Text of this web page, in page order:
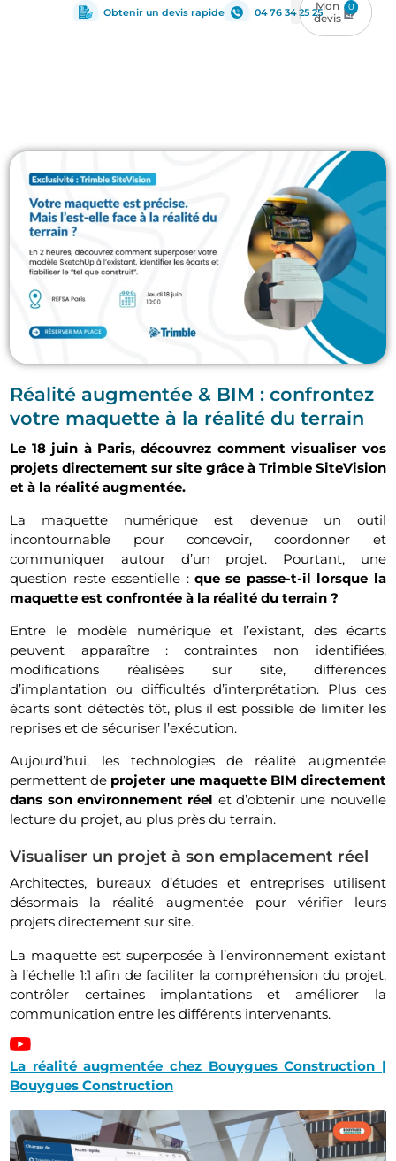
Obtenir un devis rapide 04 76 34 25 25 0
Réalité augmentée & BIM : confrontez
votre maquette à la réalité du terrain
Le 18 juin à Paris, découvrez comment visualiser vos
projets directement sur site grâce à Trimble SiteVision
et à la réalité augmentée.
La maquette numérique est devenue un outil
incontournable pour concevoir, coordonner et
communiquer autour d’un projet. Pourtant, une
question reste essentielle : que se passe-t-il lorsque la
maquette est confrontée à la réalité du terrain ?
Entre le modèle numérique et l’existant, des écarts
peuvent apparaître : contraintes non identifiées,
modifications réalisées sur site, différences
d’implantation ou difficultés d’interprétation. Plus ces
écarts sont détectés tôt, plus il est possible de limiter les
reprises et de sécuriser l’exécution.
Aujourd’hui, les technologies de réalité augmentée
permettent de projeter une maquette BIM directement
dans son environnement réel et d’obtenir une nouvelle
lecture du projet, au plus près du terrain.
Visualiser un projet à son emplacement réel
Architectes, bureaux d’études et entreprises utilisent
désormais la réalité augmentée pour vérifier leurs
projets directement sur site.
La maquette est superposée à l’environnement existant
à l’échelle 1:1 afin de faciliter la compréhension du projet,
contrôler certaines implantations et améliorer la
communication entre les différents intervenants.
La réalité augmentée chez Bouygues Construction |
Bouygues Construction